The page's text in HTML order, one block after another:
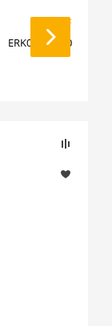
EKF
ERK02-035-10